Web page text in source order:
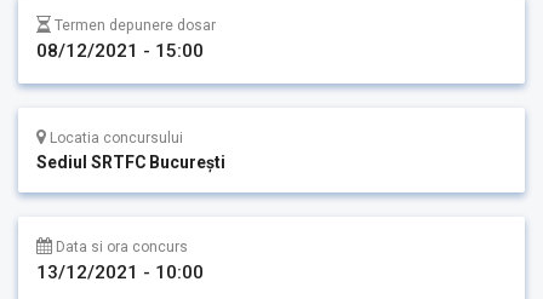
Termen depunere dosar
08/12/2021 - 15:00
Locatia concursului
Sediul SRTFC București
Data si ora concurs
13/12/2021 - 10:00